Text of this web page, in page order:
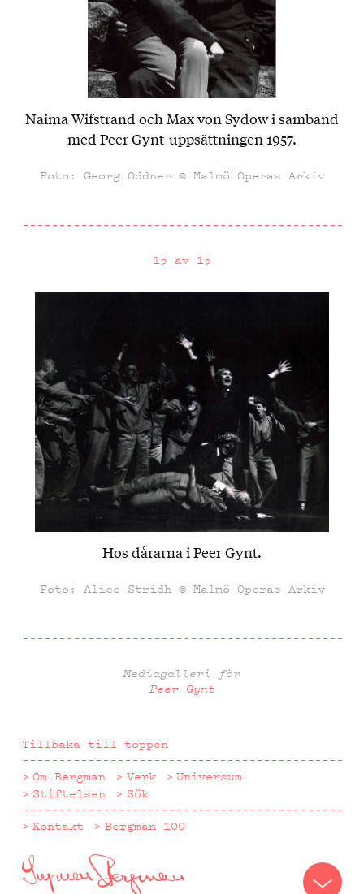
Naima Wifstrand och Max von Sydow i samband
med Peer Gynt-uppsättningen 1957.
Foto: Georg Oddner © Malmö Operas Arkiv
15 av 15
Hos dårarna i Peer Gynt.
Foto: Alice Stridh © Malmö Operas Arkiv
Mediagalleri för
Peer Gynt
Tillbaka till toppen
Om Bergman
Verk
Universum
Stiftelsen
Sök
Kontakt
Bergman 100